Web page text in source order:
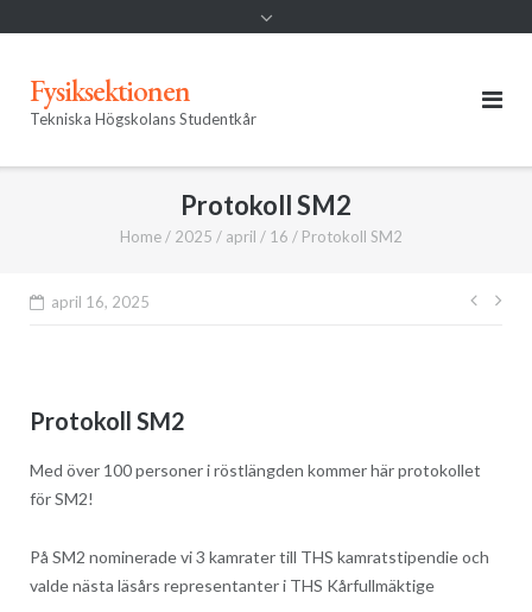
Fysiksektionen
Tekniska Högskolans Studentkår
Protokoll SM2
Home/ 2025 / april / 16 / Protokoll SM2
april 16, 2025
Protokoll SM2
Med över 100 personer i röstlängden kommer här protokollet
för SM2!
På SM2 nominerade vi 3 kamrater till THS kamratstipendie och
valde nästa läsårs representanter i THS Kårfullmäktige